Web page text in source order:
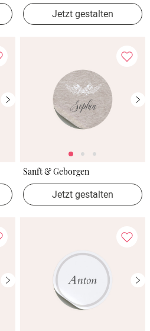
Jetzt gestalten
Sanft & Geborgen
Jetzt gestalten